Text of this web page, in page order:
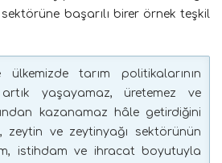
başarılı birer örnek teşkil
ülkemizde tarım politikalarının
yaşayamaz, üretemez ve
kazanamaz hâle getirdiğini
zeytin ve zeytinyağı sektörünün
istihdam ve ihracat boyutuyla